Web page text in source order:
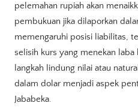
pelemahan rupiah akan
pembukuan jika dilaporkan
memengaruhi posisi liabilitas,
selisih kurs yang menekan
langkah lindung nilai atau
dalam dolar menjadi aspek
Jababeka.